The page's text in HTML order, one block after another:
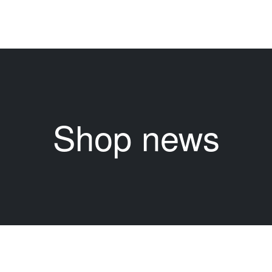
Shop news